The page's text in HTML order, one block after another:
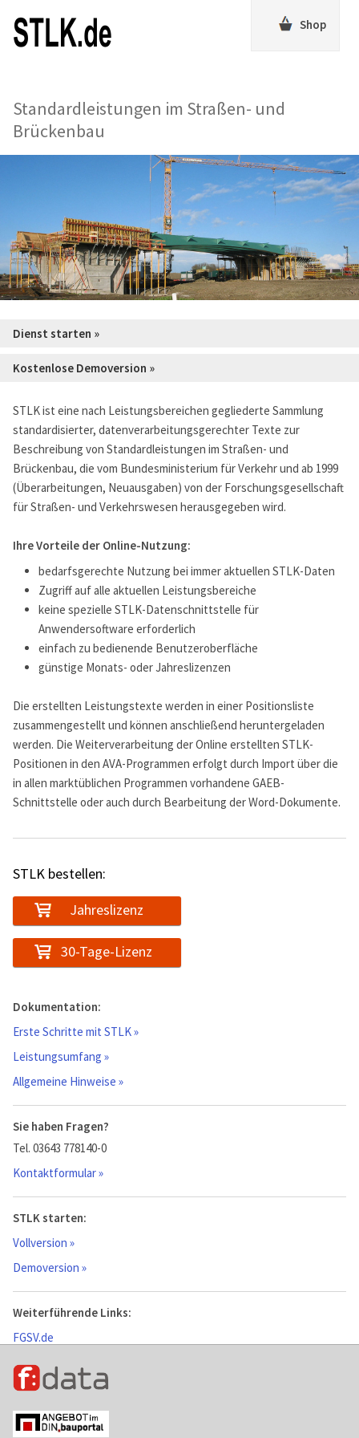
Shop
Standardleistungen im Straßen- und
Brückenbau
Dienst starten »
Kostenlose Demoversion »
STLK ist eine nach Leistungsbereichen gegliederte Sammlung
standardisierter, datenverarbeitungsgerechter Texte zur
Beschreibung von Standardleistungen im Straßen- und
Brückenbau, die vom Bundesministerium für Verkehr und ab 1999
(Überarbeitungen, Neuausgaben) von der Forschungsgesellschaft
für Straßen- und Verkehrswesen herausgegeben wird.
Ihre Vorteile der Online-Nutzung:
bedarfsgerechte Nutzung bei immer aktuellen STLK-Daten
Zugriff auf alle aktuellen Leistungsbereiche
keine spezielle STLK-Datenschnittstelle für
Anwendersoftware erforderlich
einfach zu bedienende Benutzeroberfläche
günstige Monats- oder Jahreslizenzen
Die erstellten Leistungstexte werden in einer Positionsliste
zusammengestellt und können anschließend heruntergeladen
werden. Die Weiterverarbeitung der Online erstellten STLK-
Positionen in den AVA-Programmen erfolgt durch Import über die
in allen marktüblichen Programmen vorhandene GAEB-
Schnittstelle oder auch durch Bearbeitung der Word-Dokumente.
STLK bestellen:
Jahreslizenz
30-Tage-Lizenz
Dokumentation:
Erste Schritte mit STLK »
Leistungsumfang »
Allgemeine Hinweise »
Sie haben Fragen?
Tel. 03643 778140-0
Kontaktformular »
STLK starten:
Vollversion »
Demoversion »
Weiterführende Links:
FGSV.de
FGSV-Verlag.de